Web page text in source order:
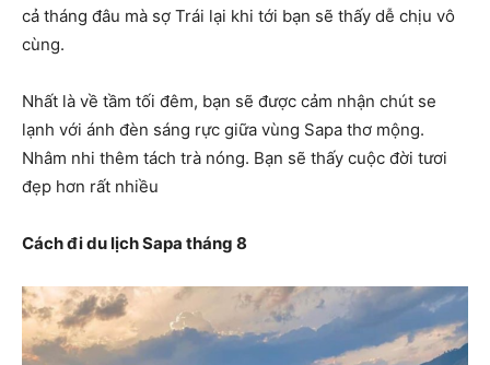
cả tháng đâu mà sợ Trái lại khi tới bạn sẽ thấy dễ chịu vô
cùng.
Nhất là về tầm tối đêm, bạn sẽ được cảm nhận chút se
lạnh với ánh đèn sáng rực giữa vùng Sapa thơ mộng.
Nhâm nhi thêm tách trà nóng. Bạn sẽ thấy cuộc đời tươi
đẹp hơn rất nhiều
Cách đi du lịch Sapa tháng 8